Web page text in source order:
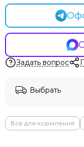
Задать вопрос
Выбрать
Все для кормления